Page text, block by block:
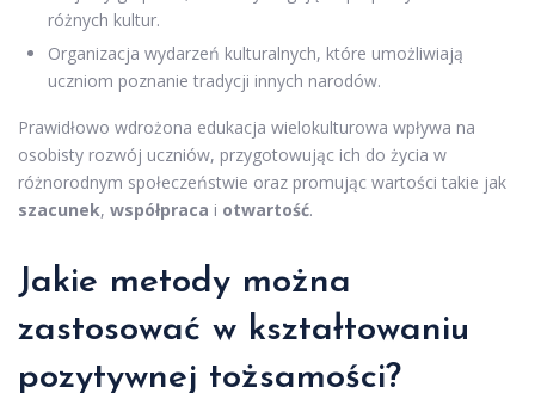
różnych kultur.
Organizacja wydarzeń kulturalnych, które umożliwiają
uczniom poznanie tradycji innych narodów.
Prawidłowo wdrożona edukacja wielokulturowa wpływa na
osobisty rozwój uczniów, przygotowując ich do życia w
różnorodnym społeczeństwie oraz promując wartości takie jak
szacunek, współpraca i otwartość.
Jakie metody można
zastosować w kształtowaniu
pozytywnej tożsamości?